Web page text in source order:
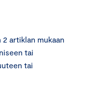
artiklan mukaan
tai
tai